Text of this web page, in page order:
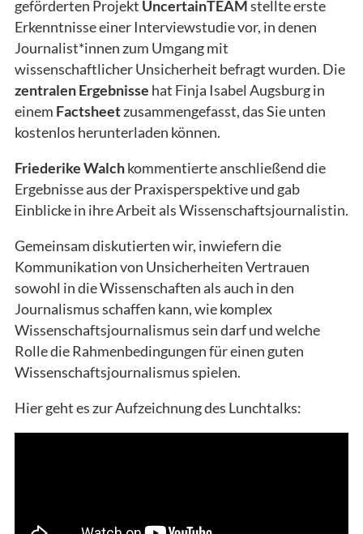
geförderten Projekt UncertainTEAMstellte erste
Erkenntnisse einer Interviewstudie vor, in denen
Journalist*innen zum Umgang mit
wissenschaftlicher Unsicherheit befragt wurden. Die
zentralenErgebnisse hat Finja Isabel Augsburg in
einem Factsheetzusammengefasst, das Sie unten
kostenlos herunterladen können.
Friederike Walchkommentierte anschließend die
Ergebnisse aus der Praxisperspektive und gab
Einblicke in ihre Arbeit als Wissenschaftsjournalistin.
Gemeinsam diskutierten wir, inwiefern die
Kommunikation von Unsicherheiten Vertrauen
sowohl in die Wissenschaften als auch in den
Journalismus schaffen kann, wie komplex
Wissenschaftsjournalismus sein darf und welche
Rolle die Rahmenbedingungen für einen guten
Wissenschaftsjournalismus spielen.
Hier geht es zur Aufzeichnung des Lunchtalks: